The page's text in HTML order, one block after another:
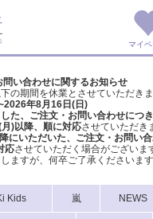
マイ
い合わせに関するお知らせ
の期間を休業とさせていただきま
年8月16日(日)
た、ご注文・お問い合わせにつき
)以降、順に対応させていただき
にいただいた、ご注文・ お問い
応させていただく場合がございま
ますが、 何卒ご了承くださいま
Kids 嵐 NEWS